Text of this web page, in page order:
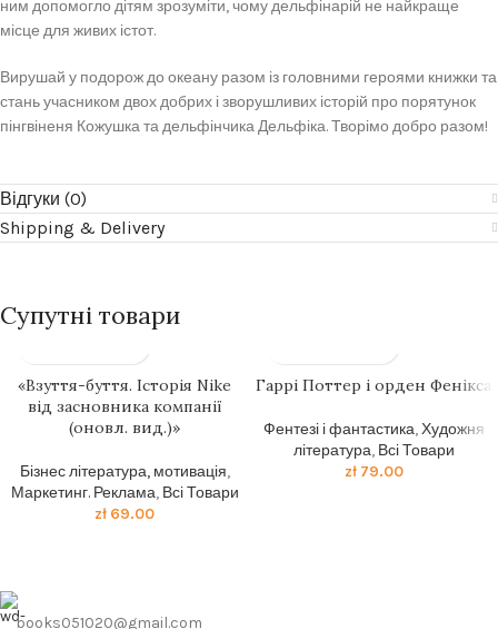
ним допомогло дітям зрозуміти, чому дельфінарій не найкраще
місце для живих істот.
Вирушай у подорож до океану разом із головними героями книжки та
стань учасником двох добрих і зворушливих історій про порятунок
пінгвіненя Кожушка та дельфінчика Дельфіка. Творімо добро разом!
Відгуки (0)
Shipping & Delivery
Супутні товари
«Взуття-буття. Історія Nike
від засновника компанії
(оновл. вид.)»
Бізнес література, мотивація,
Маркетинг. Реклама, Всі Товари
zł 69.00
Гаррi Поттер i орден Фенiкса
Фентезі і фантастика,Художня
література, Всі Товари
zł79.00
books051020@gmail.com